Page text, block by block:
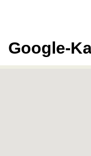
Google-